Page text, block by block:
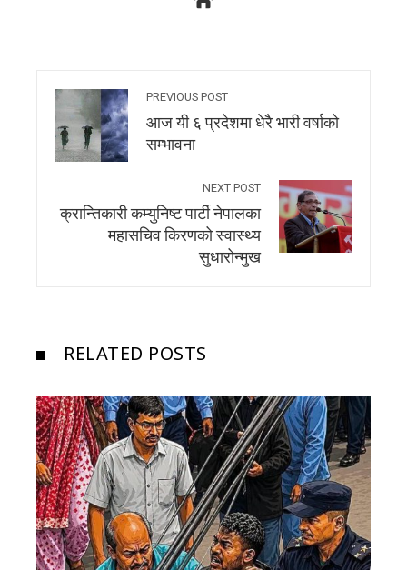
PREVIOUS POST
आज यी ६ प्रदेशमा धेरै भारी वर्षाको
सम्भावना
NEXT POST
क्रान्तिकारी कम्युनिष्ट पार्टी नेपालका
महासचिव किरणको स्वास्थ्य
सुधारोन्मुख
RELATED POSTS